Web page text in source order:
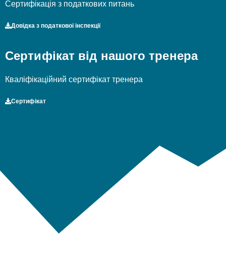
Сертифікація з податкових питань
Довідка з податкової інспекції
Сертифікат від нашого тренера
Кваліфікаційний сертифікат тренера
Сертифікат